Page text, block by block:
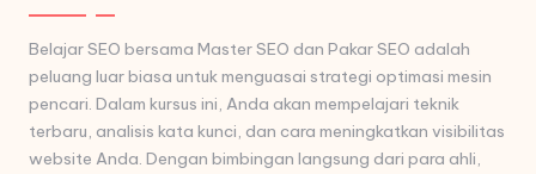
Belajar SEO bersama Master SEO dan Pakar SEO adalah
peluang luar biasa untuk menguasai strategi optimasi mesin
pencari. Dalam kursus ini, Anda akan mempelajari teknik
terbaru, analisis kata kunci, dan cara meningkatkan visibilitas
website Anda. Dengan bimbingan langsung dari para ahli,